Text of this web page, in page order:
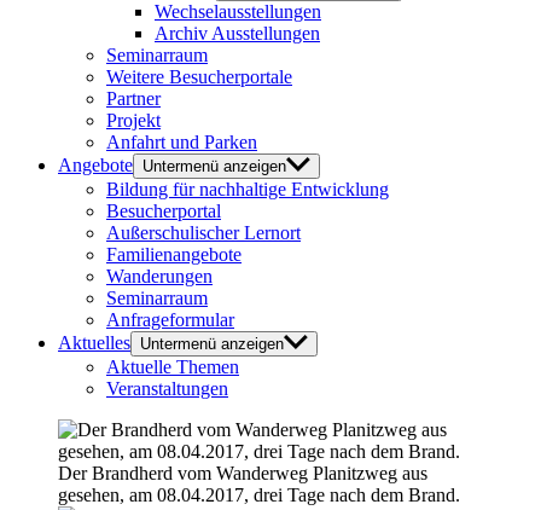
Wechselausstellungen
Archiv Ausstellungen
Seminarraum
Weitere Besucherportale
Partner
Projekt
Anfahrt und Parken
Angebote Untermenü anzeigen
Bildung für nachhaltige Entwicklung
Besucherportal
Außerschulischer Lernort
Familienangebote
Wanderungen
Seminarraum
Anfrageformular
Aktuelles Untermenü anzeigen
Aktuelle Themen
Veranstaltungen
Der Brandherd vom Wanderweg Planitzweg aus
gesehen, am 08.04.2017, drei Tage nach dem Brand.